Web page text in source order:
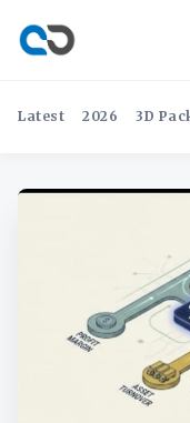
Latest 2026 3D